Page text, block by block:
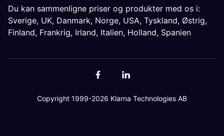
Du kan sammenligne priser og produkter med os i:
Sverige, UK, Danmark, Norge, USA, Tyskland, Østrig,
Finland, Frankrig, Irland, Italien, Holland, Spanien
Copyright 1999-2026 Klarna Technologies AB